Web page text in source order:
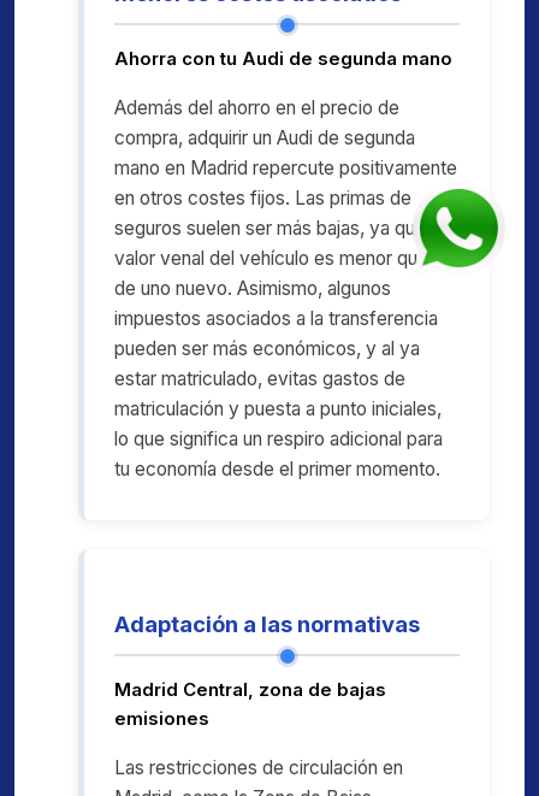
Ahorra con tu Audi de segunda mano
Además del ahorro en el precio de
compra, adquirir un Audi de segunda
mano en Madrid repercute positivamente
en otros costes fijos. Las primas de
seguros suelen ser más bajas, ya que el
valor venal del vehículo es menor que el
de uno nuevo. Asimismo, algunos
impuestos asociados a la transferencia
pueden ser más económicos, y al ya
estar matriculado, evitas gastos de
matriculación y puesta a punto iniciales,
lo que significa un respiro adicional para
tu economía desde el primer momento.
Adaptación a las normativas
Madrid Central, zona de bajas
emisiones
Las restricciones de circulación en